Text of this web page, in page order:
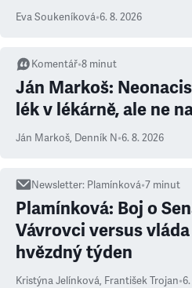
Eva Soukeníková•6. 8. 2026
Komentář•8 minut
Ján Markoš:
lék v lékárně, ale ne
Ján Markoš, Denník N•6. 8. 2026
Newsletter: Plamínková•7 minut
Plamínková: Boj o
Vávrovci versus
hvězdný týden
Kristýna Jelínková, František Trojan•